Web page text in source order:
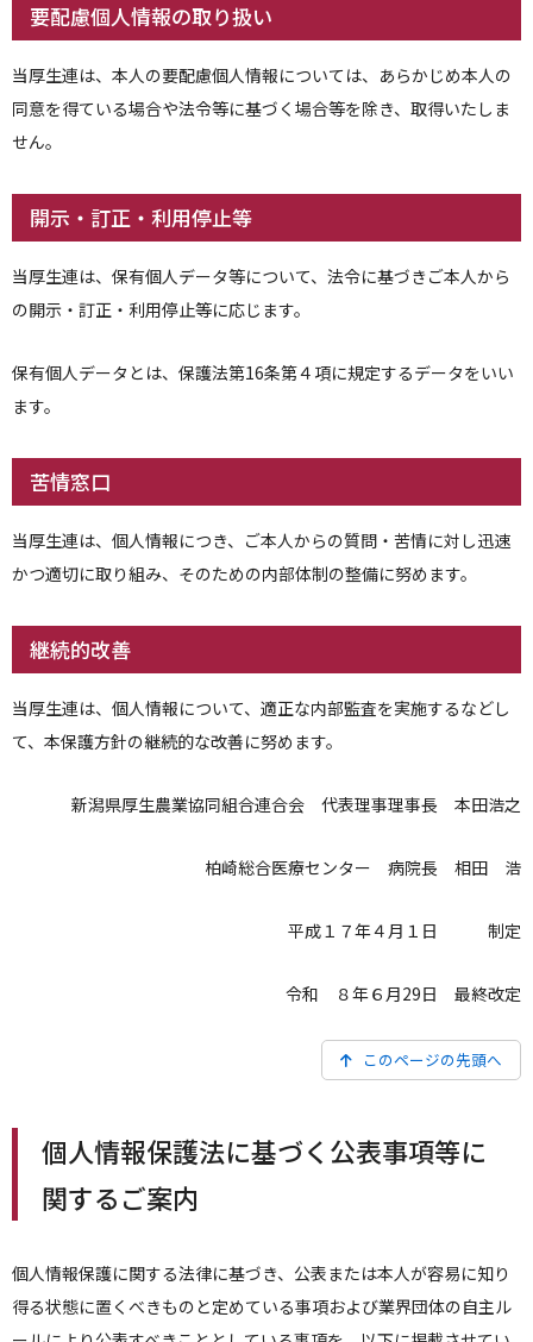
要配慮個人情報の取り扱い
当厚生連は、本人の要配慮個人情報については、あらかじめ本人の
同意を得ている場合や法令等に基づく場合等を除き、取得いたしま
せん。
開示・訂正・利用停止等
当厚生連は、保有個人データ等について、法令に基づきご本人から
の開示・訂正・利用停止等に応じます。
保有個人データとは、保護法第16条第４項に規定するデータをいい
ます。
苦情窓口
当厚生連は、個人情報につき、ご本人からの質問・苦情に対し迅速
かつ適切に取り組み、そのための内部体制の整備に努めます。
継続的改善
当厚生連は、個人情報について、適正な内部監査を実施するなどし
て、本保護方針の継続的な改善に努めます。
新潟県厚生農業協同組合連合会 代表理事理事長 本田浩之
柏崎総合医療センター 病院長 相田 浩
平成１７年４月１日 制定
令和 ８年６月29日 最終改定
このページの先頭へ
個人情報保護法に基づく公表事項等に
関するご案内
個人情報保護に関する法律に基づき、公表または本人が容易に知り
得る状態に置くべきものと定めている事項および業界団体の自主ル